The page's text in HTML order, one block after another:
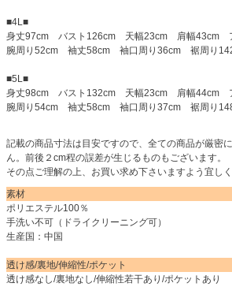
■4L■
身丈97cm バスト126cm 天幅23cm 肩幅43cm
腕周り52cm 袖丈58cm 袖口周り36cm 裾周り
■5L■
身丈98cm バスト132cm 天幅23cm 肩幅44cm
腕周り54cm 袖丈58cm 袖口周り37cm 裾周り
記載の商品寸法は目安ですので、全ての商品が厳密
ん。前後２cm程の誤差が生じるものもございます。
その点ご理解の上、お買い求め下さいますよう宜し
素材
ポリエステル100％
手洗い不可（ドライクリーニング可）
生産国：中国
透け感/裏地/伸縮性/ポケット
透け感なし/裏地なし/伸縮性若干あり/ポケットあり